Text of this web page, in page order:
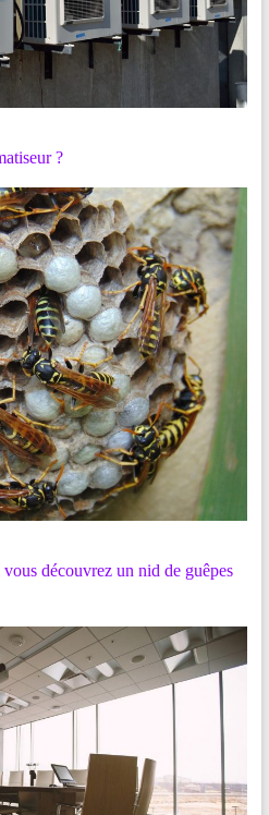
?
découvrez un nid de guêpes